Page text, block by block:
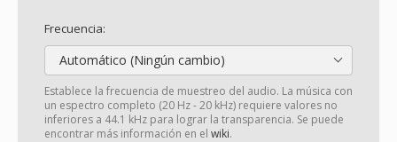
Frecuencia:
Automático (Ningún cambio)
Establece la frecuencia de muestreo del audio. La música con
un espectro completo (20 Hz - 20 kHz) requiere valores no
inferiores a 44.1 kHz para lograr la transparencia. Se puede
encontrar más información en el wiki.